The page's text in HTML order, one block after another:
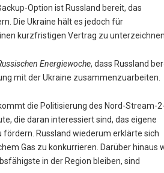
Option ist Russland bereit, das
Die Ukraine hält es jedoch für
kurzfristigen Vertrag zu
Energiewoche, dass Russland
mit der Ukraine zusammenzuarbeiten.
die Politisierung des Nord-Stream-2-
die daran interessiert sind, das eigene
fördern. Russland wiederum erklärte sich
Gas zu konkurrieren. Darüber hinaus
in der Region bleiben, sind